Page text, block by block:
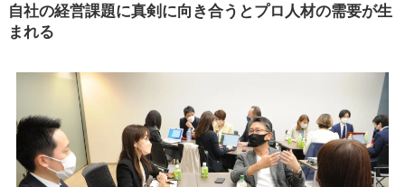
自社の経営課題に真剣に向き合うとプロ人材の需要が生
まれる